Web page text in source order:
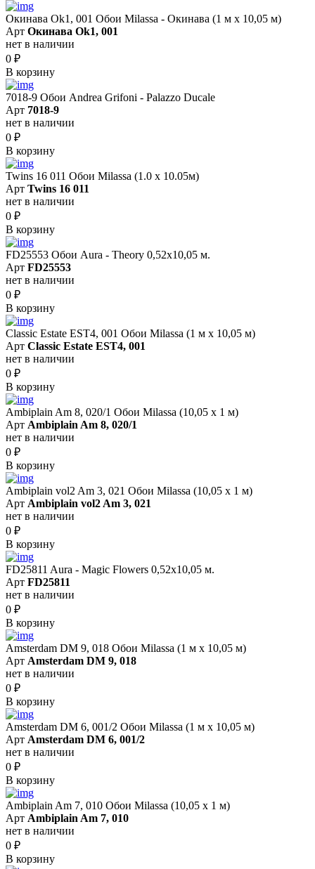
Окинава Ok1, 001 Обои Milassa - Окинава (1 м х 10,05 м)
Арт Окинава Ok1, 001
нет в наличии
0 ₽
В корзину
7018-9 Обои Andrea Grifoni - Palazzo Ducale
Арт 7018-9
нет в наличии
0 ₽
В корзину
Twins 16 011 Обои Milassa (1.0 х 10.05м)
Арт Twins 16 011
нет в наличии
0 ₽
В корзину
FD25553 Обои Aura - Theory 0,52x10,05 м.
Арт FD25553
нет в наличии
0 ₽
В корзину
Classic Estate EST4, 001 Обои Milassa (1 м х 10,05 м)
Арт Classic Estate EST4, 001
нет в наличии
0 ₽
В корзину
Ambiplain Am 8, 020/1 Обои Milassa (10,05 х 1 м)
Арт Ambiplain Am 8, 020/1
нет в наличии
0 ₽
В корзину
Ambiplain vol2 Am 3, 021 Обои Milassa (10,05 х 1 м)
Арт Ambiplain vol2 Am 3, 021
нет в наличии
0 ₽
В корзину
FD25811 Aura - Magic Flowers 0,52x10,05 м.
Арт FD25811
нет в наличии
0 ₽
В корзину
Amsterdam DM 9, 018 Обои Milassa (1 м х 10,05 м)
Арт Amsterdam DM 9, 018
нет в наличии
0 ₽
В корзину
Amsterdam DM 6, 001/2 Обои Milassa (1 м х 10,05 м)
Арт Amsterdam DM 6, 001/2
нет в наличии
0 ₽
В корзину
Ambiplain Am 7, 010 Обои Milassa (10,05 х 1 м)
Арт Ambiplain Am 7, 010
нет в наличии
0 ₽
В корзину